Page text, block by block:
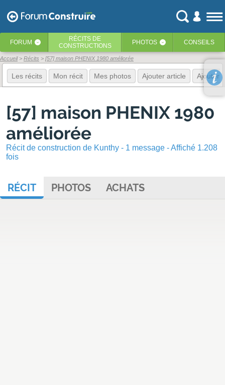
FORUM ‹ RÉCITS DE
CONSTRUCTIONS
PHOTOS ‹ CONSEILS
Accueil Récits [57] maison PHENIX 1980 améliorée
Les récits Mon récit Mes photos Ajouter article Ajouter
[57] maison PHENIX 1980
améliorée
Récit de construction de Kunthy - 1 message - Affiché 1.208
fois
RÉCIT PHOTOS ACHATS